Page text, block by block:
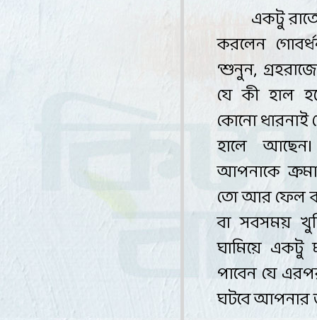
একটু
করলেন
‘শুনুন,
যে কী হাল
কোনো ধারনাই
হালে
আপনাকে
তো আর ফেল
বা সবসময়
ঘামিয়ে একটু
পাবেন যে
ঘটবে আপনার